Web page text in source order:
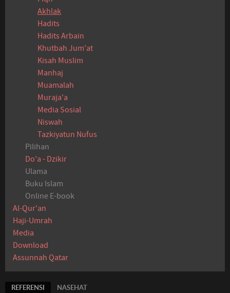
Akhlak
Hadits
Hadits Arbain
Khutbah Jum'at
Kisah Muslim
Manhaj
Muamalah
Muraja'a
Media Sosial
Niswah
Tazkiyatun Nufus
Pilihan
Do'a - Dzikir
Ulama
Buku Islam
Online E-book
Al-Qur'an
Haji-Umrah
Media
Download
Assunnah Qatar
REFERENSI NASEHAT